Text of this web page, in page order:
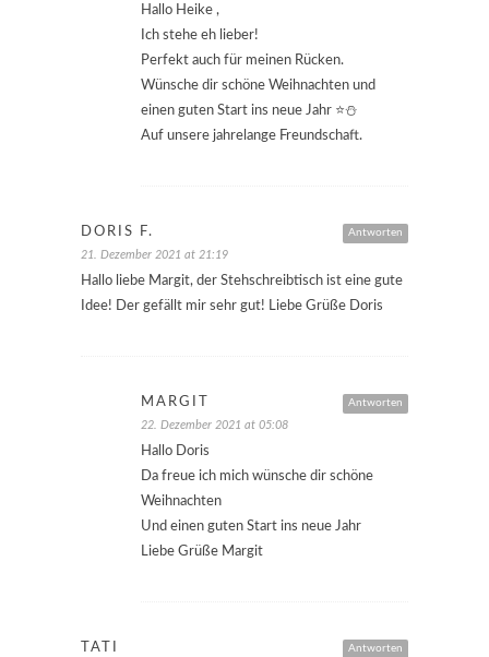
Hallo Heike ,
Ich stehe eh lieber!
Perfekt auch für meinen Rücken.
Wünsche dir schöne Weihnachten und
einen guten Start ins neue Jahr ⭐️⛄️
Auf unsere jahrelange Freundschaft.
Antworten
DORIS F.
21. Dezember 2021 at 21:19
Hallo liebe Margit, der Stehschreibtisch ist eine gute
Idee! Der gefällt mir sehr gut! Liebe Grüße Doris
Antworten
MARGIT
22. Dezember 2021 at 05:08
Hallo Doris
Da freue ich mich wünsche dir schöne
Weihnachten
Und einen guten Start ins neue Jahr
Liebe Grüße Margit
Antworten
TATI